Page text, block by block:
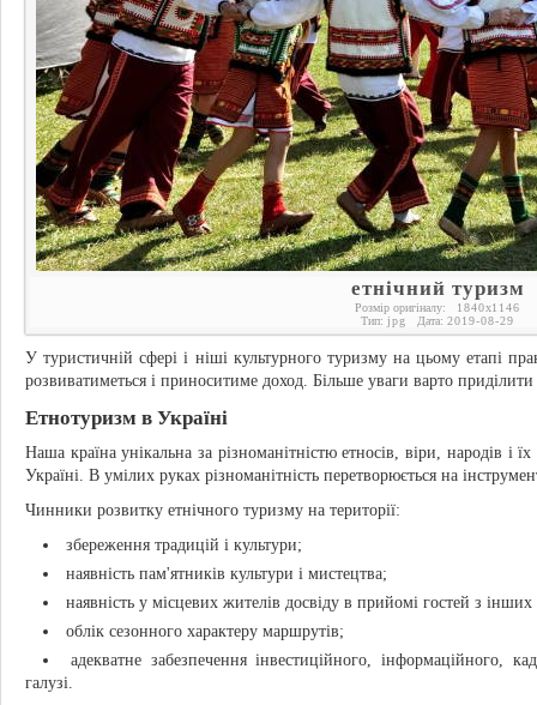
етнічний туризм
Розмір оригіналу: 1840x1146
Тип: jpg Дата: 2019-08-29
У туристичній сфері і ніші культурного туризму на цьому етапі
розвиватиметься і приноситиме доход. Більше уваги варто приділити
Етнотуризм в Україні
Наша країна унікальна за різноманітністю етносів, віри, народів і
Україні. В умілих руках різноманітність перетворюється на
Чинники розвитку етнічного туризму на території:
збереження традицій і культури;
наявність пам'ятників культури і мистецтва;
наявність у місцевих жителів досвіду в прийомі гостей з інших
облік сезонного характеру маршрутів;
адекватне забезпечення інвестиційного, інформаційного,
галузі.